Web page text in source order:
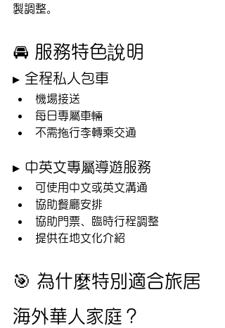
製調整。
🚘 服務特色說明
▸ 全程私人包車
機場接送
每日專屬車輛
不需拖行李轉乘交通
▸ 中英文專屬導遊服務
可使用中文或英文溝通
協助餐廳安排
協助門票、臨時行程調整
提供在地文化介紹
🎯 為什麼特別適合旅居
海外華人家庭？